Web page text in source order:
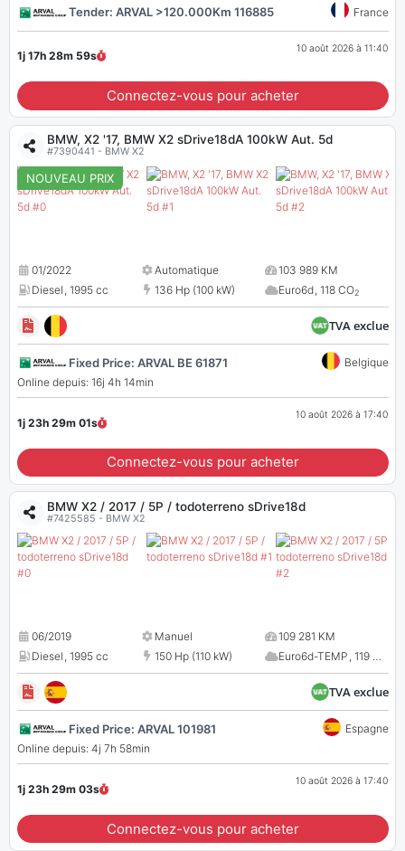
Tender: ARVAL >120.000Km 116885 France
1j 17h 28m 58s
10 août 2026 à 11:40
Connectez-vous pour acheter
BMW, X2 '17, BMW X2 sDrive18dA 100kW Aut. 5d
#7390441 - BMW X2
NOUVEAU PRIX
01/2022 Automatique
103 989 KM
Diesel, 1995 cc 136 Hp (100 kW) Euro6d, 118 CO2
TVA exclue
Fixed Price: ARVAL BE 61871
Belgique
Online depuis: 16j 4h 14min
1j 23h 29m 00s
10 août 2026 à 17:40
Connectez-vous pour acheter
BMW X2 / 2017 / 5P / todoterreno sDrive18d
#7425585 - BMW X2
06/2019 Manuel
109 281 KM
Diesel, 1995 cc 150 Hp (110 kW) Euro6d-TEMP, 119 CO
TVA exclue
Fixed Price: ARVAL 101981
Espagne
Online depuis: 4j 7h 58min
1j 23h 29m 02s
10 août 2026 à 17:40
Connectez-vous pour acheter